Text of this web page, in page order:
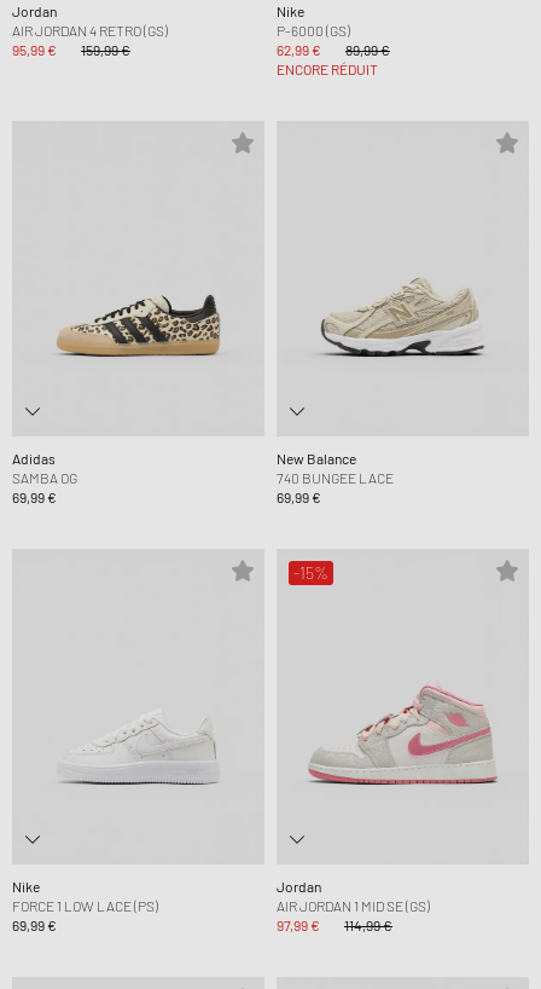
Jordan
AIR JORDAN 4 RETRO (GS)
95,99 €
159,99 €
Nike
P-6000 (GS)
62,99 €
89,99 €
ENCORE RÉDUIT
Adidas
SAMBA OG
69,99 €
New Balance
740 BUNGEE LACE
69,99 €
Nike
FORCE 1 LOW LACE (PS)
69,99 €
-15%
Jordan
AIR JORDAN 1 MID SE (GS)
97,99 €
114,99 €